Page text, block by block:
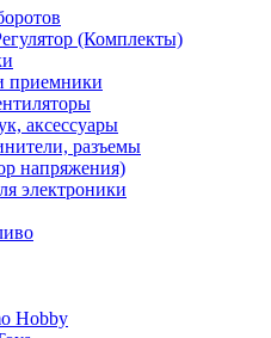
(Комплекты)
приемники
аксессуары
разъемы
напряжения)
электроники
Hobby